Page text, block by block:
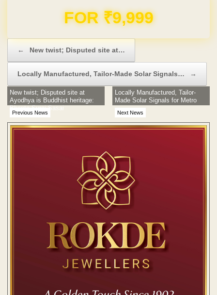
Domain & Hosting FREE for 1 Year
← New twist; Disputed site at…
Locally Manufactured, Tailor-Made Solar Signals… →
Previous News
New twist; Disputed site at
Ayodhya is Buddhist heritage:
Bhante Surai Sasai
Next News
Locally Manufactured, Tailor-
Made Solar Signals for Metro